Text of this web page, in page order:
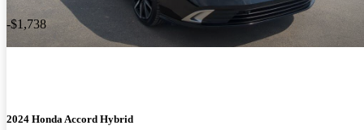
-$1,738
2024 Honda Accord Hybrid